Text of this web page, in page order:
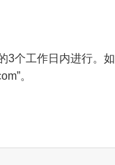
3个工作日内进行。
。